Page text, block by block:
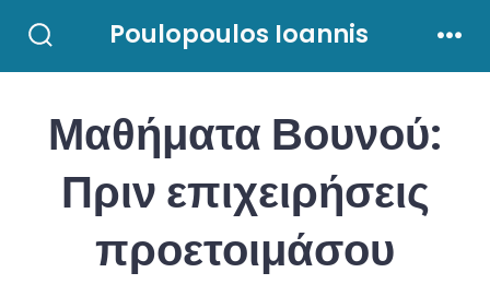
Toggle
Poulopoulos Ioannis
Μαθήματα Βουνού:
Πριν επιχειρήσεις
προετοιμάσου